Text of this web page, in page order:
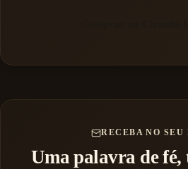
RECEBA NO
Uma palavra de fé,